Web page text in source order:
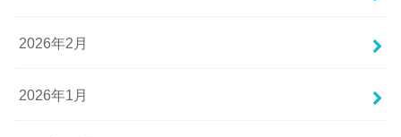
2026年2月
2026年1月